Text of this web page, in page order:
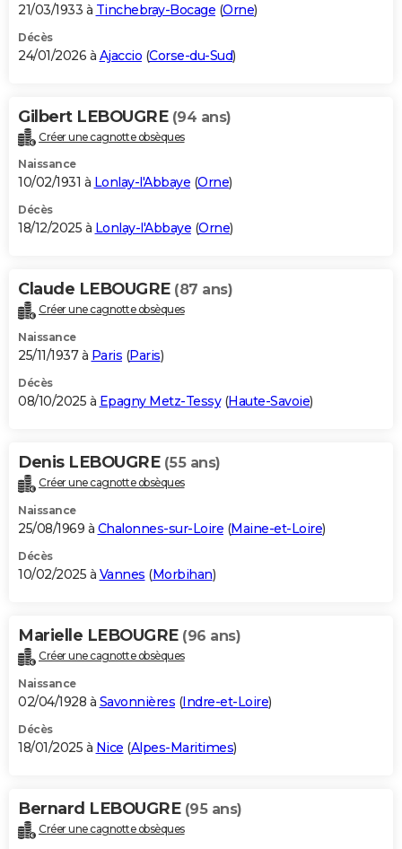
21/03/1933 à Tinchebray-Bocage (Orne)
Décès
24/01/2026 à Ajaccio (Corse-du-Sud)
Gilbert LEBOUGRE (94 ans)
Créer une cagnotte obsèques
Naissance
10/02/1931 à Lonlay-l'Abbaye (Orne)
Décès
18/12/2025 à Lonlay-l'Abbaye (Orne)
Claude LEBOUGRE (87 ans)
Créer une cagnotte obsèques
Naissance
25/11/1937 à Paris (Paris)
Décès
08/10/2025 à Epagny Metz-Tessy(Haute-Savoie)
Denis LEBOUGRE (55 ans)
Créer une cagnotte obsèques
Naissance
25/08/1969 à Chalonnes-sur-Loire (Maine-et-Loire)
Décès
10/02/2025 à Vannes (Morbihan)
Marielle LEBOUGRE (96 ans)
Créer une cagnotte obsèques
Naissance
02/04/1928 à Savonnières (Indre-et-Loire)
Décès
18/01/2025 à Nice (Alpes-Maritimes)
Bernard LEBOUGRE (95 ans)
Créer une cagnotte obsèques